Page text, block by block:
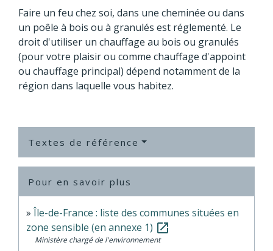
Faire un feu chez soi, dans une cheminée ou dans
un poêle à bois ou à granulés est réglementé. Le
droit d'utiliser un chauffage au bois ou granulés
(pour votre plaisir ou comme chauffage d'appoint
ou chauffage principal) dépend notamment de la
région dans laquelle vous habitez.
Textes de référence
Pour en savoir plus
Île-de-France : liste des communes situées en
zone sensible (en annexe 1) open_in_new
Ministère chargé de l'environnement